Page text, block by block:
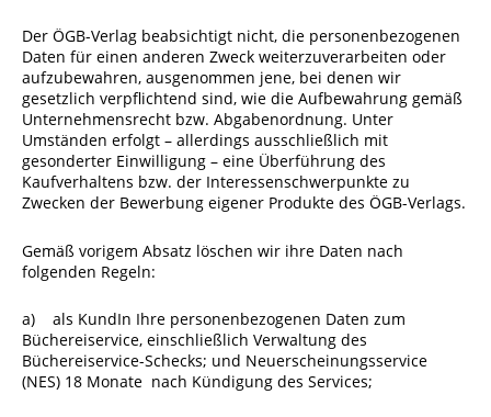
Der ÖGB-Verlag beabsichtigt nicht, die personenbezogenen
Daten für einen anderen Zweck weiterzuverarbeiten oder
aufzubewahren, ausgenommen jene, bei denen wir
gesetzlich verpflichtend sind, wie die Aufbewahrung gemäß
Unternehmensrecht bzw. Abgabenordnung. Unter
Umständen erfolgt – allerdings ausschließlich mit
gesonderter Einwilligung – eine Überführung des
Kaufverhaltens bzw. der Interessenschwerpunkte zu
Zwecken der Bewerbung eigener Produkte des ÖGB-Verlags.
Gemäß vorigem Absatz löschen wir ihre Daten nach
folgenden Regeln:
a) als KundIn Ihre personenbezogenen Daten zum
Büchereiservice, einschließlich Verwaltung des
Büchereiservice-Schecks; und Neuerscheinungsservice
(NES) 18 Monate nach Kündigung des Services;